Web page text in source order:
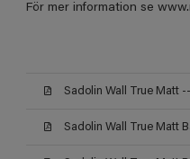
För mer information se
Sadolin Wall True Matt